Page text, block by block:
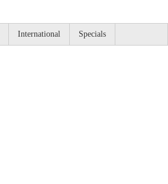
International Specials